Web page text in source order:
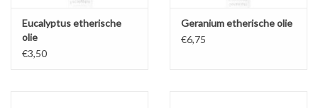
Eucalyptus etherische
olie
€3,50
Geranium etherische olie
€6,75